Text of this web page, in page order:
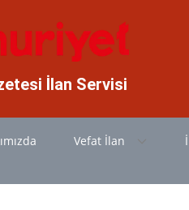
İlan Servisi
Vefat İlan